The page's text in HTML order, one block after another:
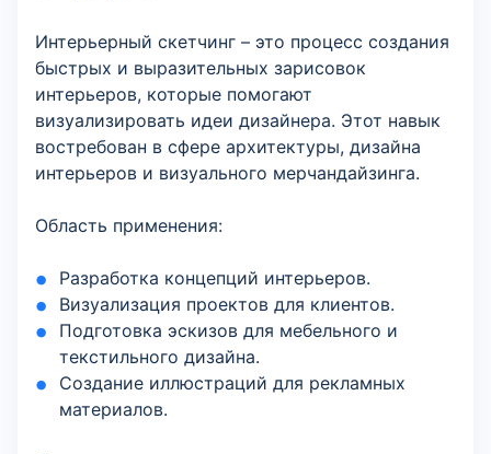
Интерьерный скетчинг – это процесс создания
быстрых и выразительных зарисовок
интерьеров, которые помогают
визуализировать идеи дизайнера. Этот навык
востребован в сфере архитектуры, дизайна
интерьеров и визуального мерчандайзинга.
Область применения:
Разработка концепций интерьеров.
Визуализация проектов для клиентов.
Подготовка эскизов для мебельного и
текстильного дизайна.
Создание иллюстраций для рекламных
материалов.